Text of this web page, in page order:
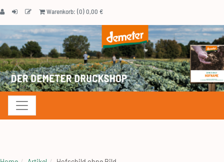
Warenkorb: (0) 0,00 €
Navigation anzeigen